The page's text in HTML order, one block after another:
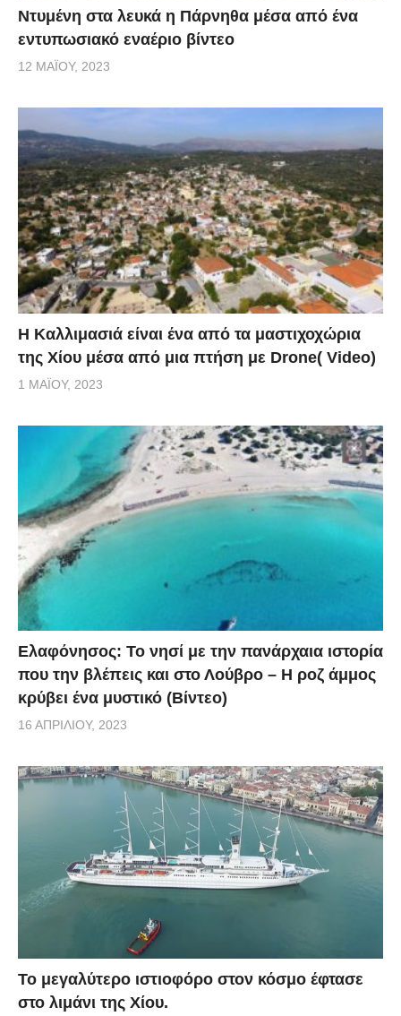
Ντυμένη στα λευκά η Πάρνηθα μέσα από ένα
εντυπωσιακό εναέριο βίντεο
12 ΜΑΪ́ΟΥ, 2023
Η Καλλιμασιά είναι ένα από τα μαστιχοχώρια
της Χίου μέσα από μια πτήση με Drone( Video)
1 ΜΑΪ́ΟΥ, 2023
Ελαφόνησος: Το νησί με την πανάρχαια ιστορία
που την βλέπεις και στο Λούβρο – Η ροζ άμμος
κρύβει ένα μυστικό (Βίντεο)
16 ΑΠΡΙΛΊΟΥ, 2023
Το μεγαλύτερο ιστιοφόρο στον κόσμο έφτασε
στο λιμάνι της Χίου.